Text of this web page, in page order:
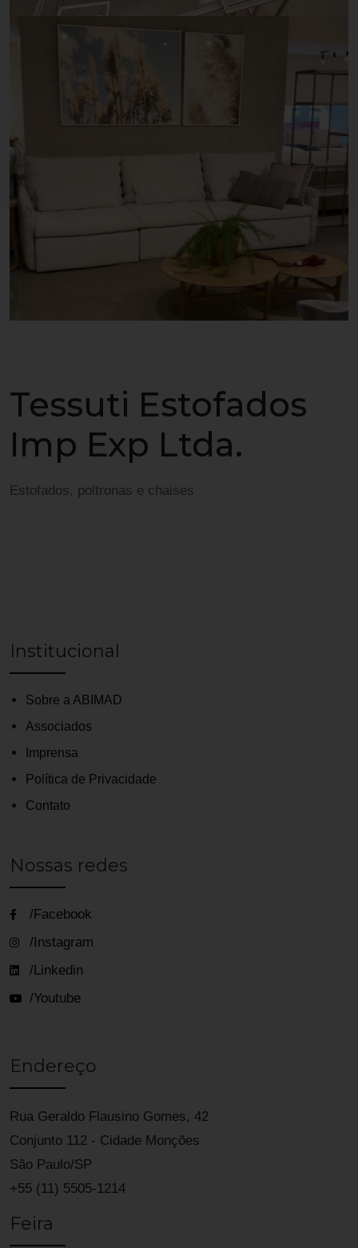
Tessuti Estofados
Imp Exp Ltda.
Estofados, poltronas e chaises
Institucional
Sobre a ABIMAD
Associados
Imprensa
Política de Privacidade
Contato
Nossas redes
/Facebook
/Instagram
/Linkedin
/Youtube
Endereço
Rua Geraldo Flausino Gomes, 42
Conjunto 112 - Cidade Monções
São Paulo/SP
+55 (11) 5505-1214
Feira